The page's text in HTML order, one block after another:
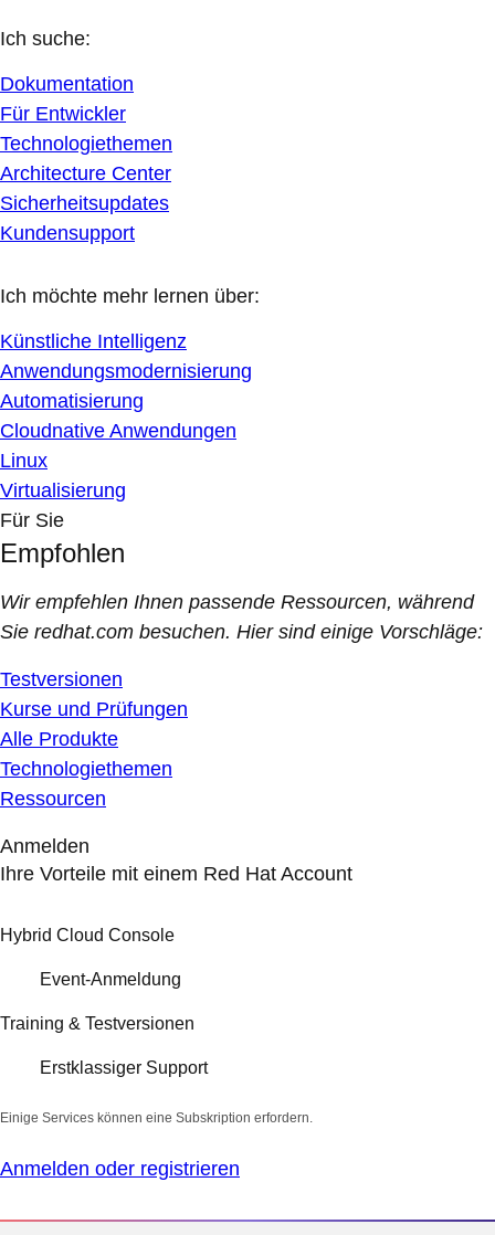
Ich suche:
Dokumentation
Für Entwickler
Technologiethemen
Architecture Center
Sicherheitsupdates
Kundensupport
Ich möchte mehr lernen über:
Künstliche Intelligenz
Anwendungsmodernisierung
Automatisierung
Cloudnative Anwendungen
Linux
Virtualisierung
Für Sie
Empfohlen
Wir empfehlen Ihnen passende Ressourcen, während
Sie redhat.com besuchen. Hier sind einige Vorschläge:
Testversionen
Kurse und Prüfungen
Alle Produkte
Technologiethemen
Ressourcen
Anmelden
Ihre Vorteile mit einem Red Hat Account
Hybrid Cloud Console
Event-Anmeldung
Training & Testversionen
Erstklassiger Support
Einige Services können eine Subskription erfordern.
Anmelden oder registrieren